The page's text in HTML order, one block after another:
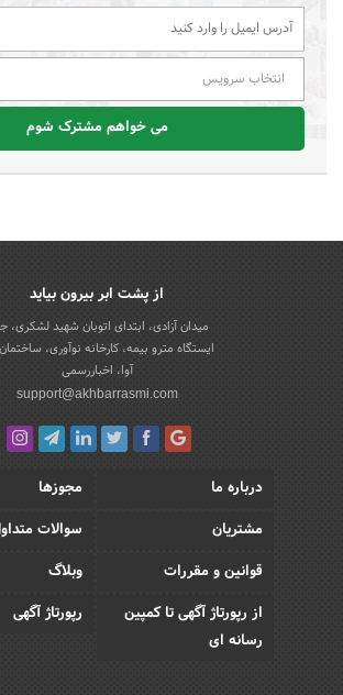
انتخاب سرویس
می خواهم مشترک شوم
از پشت ابر بیرون بیاید
میدان آزادی، ابتدای اتوبان شهید لشکری،
ایستگاه مترو بیمه، کارخانه نوآوری،
آوا، اخباررسمی
support@akhbarrasmi.com
درباره ما
مجوزها
مشتریان
سوالات
قوانین و مقررات
وبلاگ
از رپورتاژ آگهی تا کمپین
رسانه ای
رپورتاژ آگهی